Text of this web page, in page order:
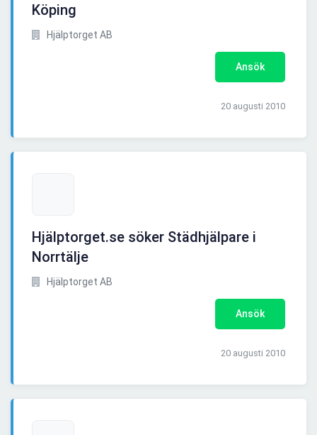
Köping
Hjälptorget AB
Ansök
20 augusti 2010
Hjälptorget.se söker Städhjälpare i
Norrtälje
Hjälptorget AB
Ansök
20 augusti 2010